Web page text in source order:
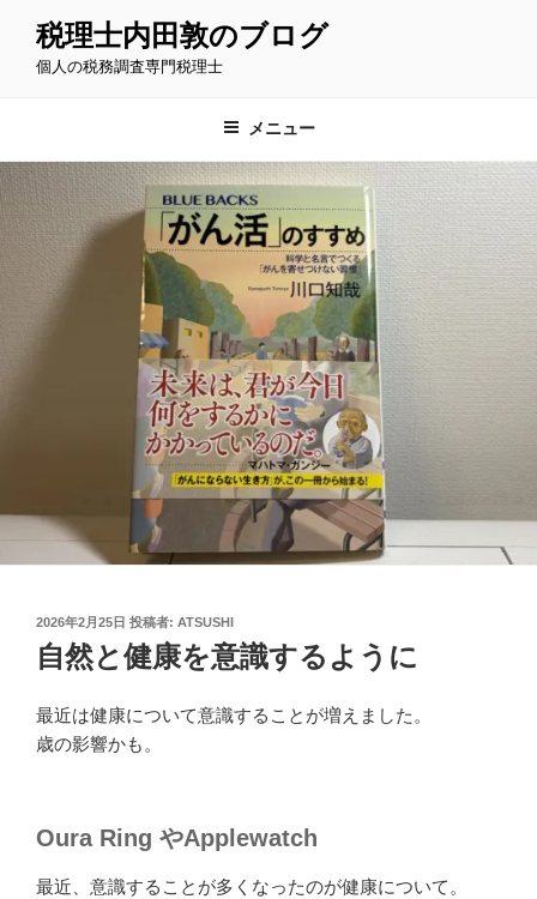
ス
税理士内田敦のブログ
個人の税務調査専門税理士
メニュー
投
稿
日:
2026年2月25日 投稿者: ATSUSHI
自然と健康を意識するように
最近は健康について意識することが増えました。
歳の影響かも。
Oura Ring やApplewatch
最近、意識することが多くなったのが健康について。